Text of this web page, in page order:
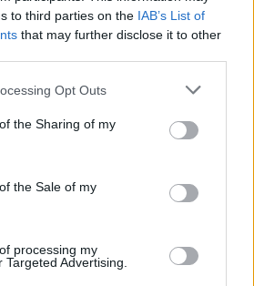
to third parties on the IAB’s List of
that may further disclose it to other
Opt Outs
the Sharing of my
the Sale of my
processing my
Advertising.